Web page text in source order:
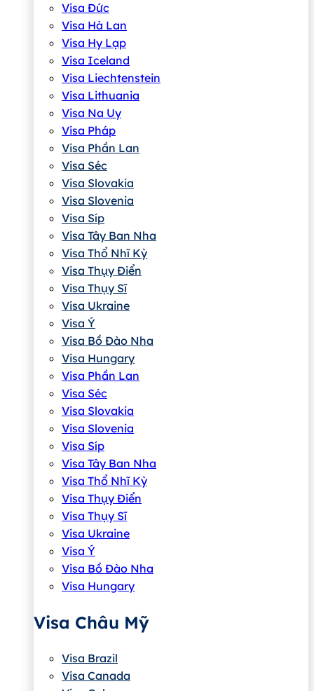
Visa Đức
Visa Hà Lan
Visa Hy Lạp
Visa Iceland
Visa Liechtenstein
Visa Lithuania
Visa Na Uy
Visa Pháp
Visa Phần Lan
Visa Séc
Visa Slovakia
Visa Slovenia
Visa Síp
Visa Tây Ban Nha
Visa Thổ Nhĩ Kỳ
Visa Thụy Điển
Visa Thụy Sĩ
Visa Ukraine
Visa Ý
Visa Bồ Đào Nha
Visa Hungary
Visa Phần Lan
Visa Séc
Visa Slovakia
Visa Slovenia
Visa Síp
Visa Tây Ban Nha
Visa Thổ Nhĩ Kỳ
Visa Thụy Điển
Visa Thụy Sĩ
Visa Ukraine
Visa Ý
Visa Bồ Đào Nha
Visa Hungary
Visa Châu Mỹ
Visa Brazil
Visa Canada